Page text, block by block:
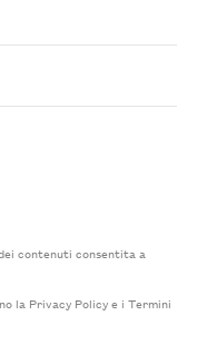
contenuti consentita a
la Privacy Policye i Termini